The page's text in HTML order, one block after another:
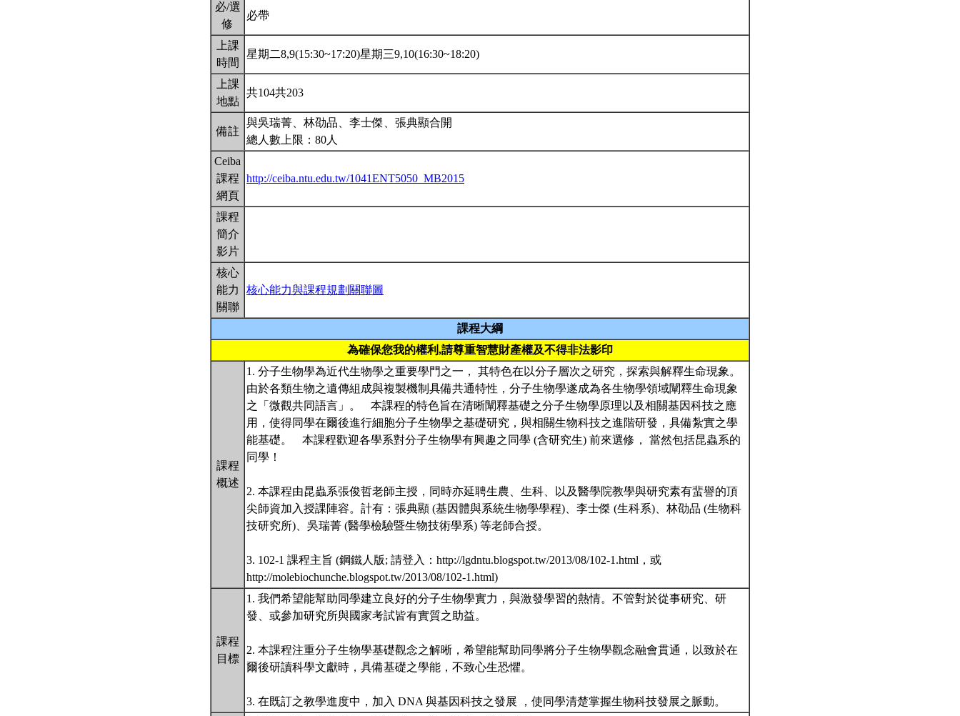
必/選
修
必帶
上課
時間
星期二8,9(15:30~17:20)星期三9,10(16:30~18:20)
上課
地點
共104共203
備註
與吳瑞菁、林劭品、李士傑、張典顯合開
總人數上限：80人
Ceiba
課程
網頁
http://ceiba.ntu.edu.tw/1041ENT5050_MB2015
課程
簡介
影片
核心
能力
關聯
核心能力與課程規劃關聯圖
課程大綱
為確保您我的權利,請尊重智慧財產權及不得非法影印
課程
概述
1. 分子生物學為近代生物學之重要學門之一， 其特色在以分子層次之研究，探索與解釋生命現象。
由於各類生物之遺傳組成與複製機制具備共通特性，分子生物學遂成為各生物學領域闡釋生命現象
之「微觀共同語言」。 本課程的特色旨在清晰闡釋基礎之分子生物學原理以及相關基因科技之應
用，使得同學在爾後進行細胞分子生物學之基礎研究，與相關生物科技之進階研發，具備紮實之學
能基礎。 本課程歡迎各學系對分子生物學有興趣之同學 (含研究生) 前來選修， 當然包括昆蟲系的
同學！
2. 本課程由昆蟲系張俊哲老師主授，同時亦延聘生農、生科、以及醫學院教學與研究素有蜚譽的頂
尖師資加入授課陣容。計有：張典顯 (基因體與系統生物學學程)、李士傑 (生科系)、林劭品 (生物科
技研究所)、吳瑞菁 (醫學檢驗暨生物技術學系) 等老師合授。
3. 102-1 課程主旨 (鋼鐵人版; 請登入：http://lgdntu.blogspot.tw/2013/08/102-1.html，或
http://molebiochunche.blogspot.tw/2013/08/102-1.html)
課程
目標
1. 我們希望能幫助同學建立良好的分子生物學實力，與激發學習的熱情。不管對於從事研究、研
發、或參加研究所與國家考試皆有實質之助益。
2. 本課程注重分子生物學基礎觀念之解晰，希望能幫助同學將分子生物學觀念融會貫通，以致於在
爾後研讀科學文獻時，具備基礎之學能，不致心生恐懼。
3. 在既訂之教學進度中，加入 DNA 與基因科技之發展 ，使同學清楚掌握生物科技發展之脈動。